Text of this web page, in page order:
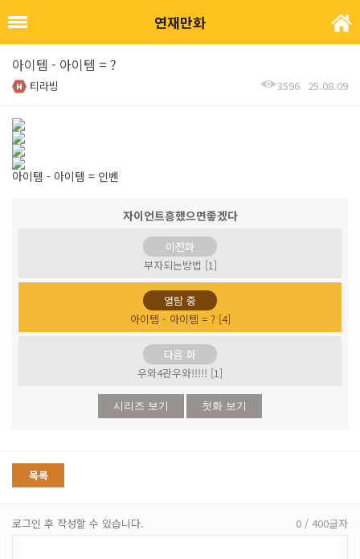
연재만화
아이템 - 아이템 = ?
티라빙 3596 25.08.09
아이템 - 아이템 = 인벤
자이언트흥했으면좋겠다
이전화
부자되는방법 [1]
열람 중
아이템 - 아이템 = ? [4]
다음 화
우와4관우와!!!!! [1]
시리즈 보기 첫화 보기
목록
로그인 후 작성할 수 있습니다. 0 / 400글자